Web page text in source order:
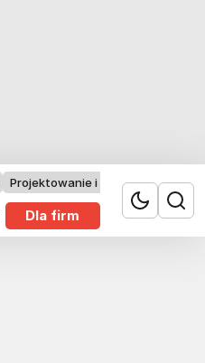
Projektowanie i badania
Dla firm